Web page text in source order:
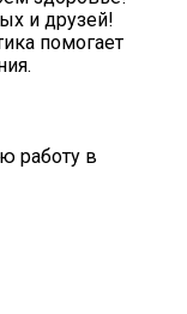
и друзей!
помогает
работу в